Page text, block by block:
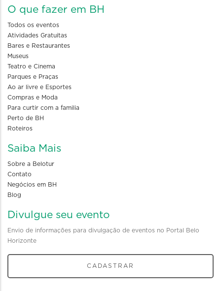
O que fazer em BH
Todos os eventos
Atividades Gratuitas
Bares e Restaurantes
Museus
Teatro e Cinema
Parques e Praças
Ao ar livre e Esportes
Compras e Moda
Para curtir com a familia
Perto de BH
Roteiros
Saiba Mais
Sobre a Belotur
Contato
Negócios em BH
Blog
Divulgue seu evento
Envio de informações para divulgação de eventos no Portal Belo
Horizonte
CADASTRAR